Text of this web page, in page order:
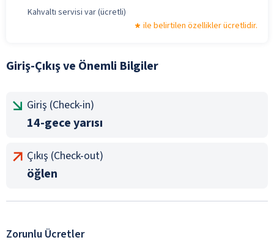
Kahvaltı servisi var (ücretli)
ile belirtilen özellikler ücretlidir.
Giriş-Çıkış ve Önemli Bilgiler
Giriş (Check-in)
14-gece yarısı
Çıkış (Check-out)
öğlen
Zorunlu Ücretler